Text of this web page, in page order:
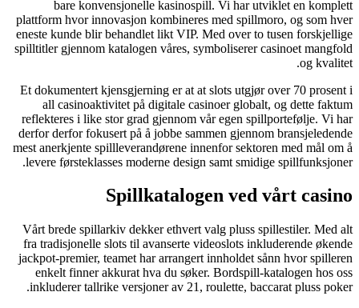
bare konvensjonelle
plattform hvor innovasjon
eneste kunde blir behandlet likt VIP.
spilltitler gjennom katalogen våres,
Et dokumentert kjensgjerning er at
all casinoaktivitet på digitale
reflekteres i like stor grad gjennom
derfor derfor fokusert på å jobbe
mest anerkjente spillleverandørene
levere førsteklasses moderne
Vårt brede spillarkiv dekker ethvert
fra tradisjonelle slots til avanserte
jackpot-premier, teamet har
enkelt finner akkurat hva du
inkluderer tallrike versjoner av 21,